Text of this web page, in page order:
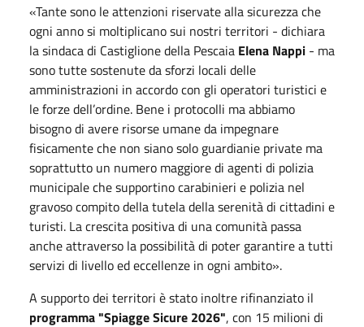
«Tante sono le attenzioni riservate alla sicurezza che
ogni anno si moltiplicano sui nostri territori - dichiara
la sindaca di Castiglione della Pescaia Elena Nappi - ma
sono tutte sostenute da sforzi locali delle
amministrazioni in accordo con gli operatori turistici e
le forze dell’ordine. Bene i protocolli ma abbiamo
bisogno di avere risorse umane da impegnare
fisicamente che non siano solo guardianie private ma
soprattutto un numero maggiore di agenti di polizia
municipale che supportino carabinieri e polizia nel
gravoso compito della tutela della serenità di cittadini e
turisti. La crescita positiva di una comunità passa
anche attraverso la possibilità di poter garantire a tutti
servizi di livello ed eccellenze in ogni ambito».
A supporto dei territori è stato inoltre rifinanziato il
programma"Spiagge Sicure 2026", con 15 milioni di